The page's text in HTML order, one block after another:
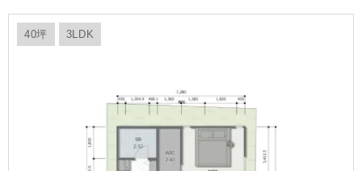
40坪 3LDK